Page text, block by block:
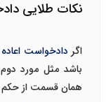
نکات طلایی
اگر دادخواست
باشد مثل مورد
همان قسمت از